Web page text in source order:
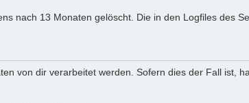
nach 13 Monaten gelöscht. Die in den Logfiles des
von dir verarbeitet werden. Sofern dies der Fall ist,